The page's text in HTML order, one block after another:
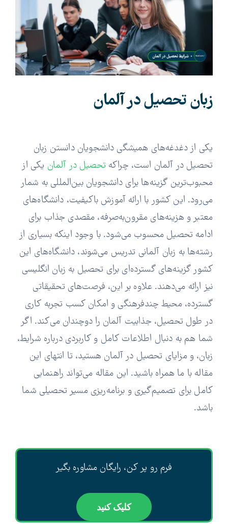
وبلاگ
اخبار
Image
زبان تحصیل در آلمان
یکی از دغدغه‌های همیشگی دانشجویان دانستن زبان
تحصیل در آلمان است، چراکه تحصیل در آلمان یکی از
محبوب‌ترین گزینه‌ها برای دانشجویان بین‌المللی به شمار
می‌رود. این کشور با ارائه آموزش باکیفیت، دانشگاه‌های
معتبر و هزینه‌های مقرون‌به‌صرفه، مقصدی جذاب برای
ادامه تحصیل محسوب می‌شود. با وجود اینکه بسیاری از
رشته‌ها به زبان آلمانی تدریس می‌شوند، دانشگاه‌های این
کشور گزینه‌های گسترده‌ای برای تحصیل به زبان انگلیسی
نیز ارائه می‌دهند. علاوه بر این، فرصت‌های تحقیقاتی
گسترده، محیط چندفرهنگی و امکان کسب تجربه کاری
در طول تحصیل، جذابیت آلمان را دوچندان می‌کند. اگر
شما هم به دنبال اطلاعات کامل و کاربردی درباره شرایط،
زبان، و مزایای تحصیل در آلمان هستید، تا انتهای این
مقاله با ما همراه باشید. این مقاله می‌تواند راهنمایی
کامل برای تصمیم‌گیری و برنامه‌ریزی مسیر تحصیلی شما
باشد.
فرم رو پر کن، رایگان مشاوره بگیر
کلیک کنید